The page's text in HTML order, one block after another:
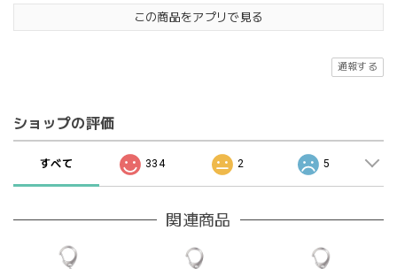
この商品をアプリで見る
通報する
ショップの評価
すべて 334 2 5
関連商品